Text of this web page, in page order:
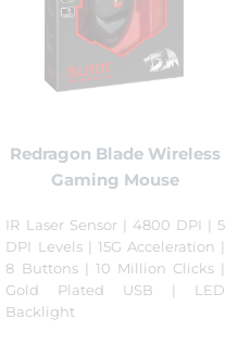
Redragon Blade Wireless
Gaming Mouse
IR Laser Sensor | 4800 DPI | 5
DPI Levels | 15G Acceleration |
8 Buttons | 10 Million Clicks |
Gold Plated USB | LED
Backlight